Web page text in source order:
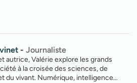
- Journaliste
autrice, Valérie explore les grands
à la croisée des sciences, de
du vivant. Numérique, intelligence…